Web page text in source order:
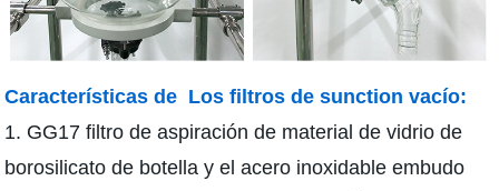
Características de Los filtros de sunction vacío:
1. GG17 filtro de aspiración de material de vidrio de
borosilicato de botella y el acero inoxidable embudo